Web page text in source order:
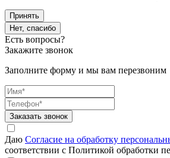
Принять
Нет, спасибо
Есть вопросы?
Закажите звонок
Заполните форму и мы вам перезвоним
Заказать звонок
Даю Согласие на обработку
соответствии с Политикой обработки